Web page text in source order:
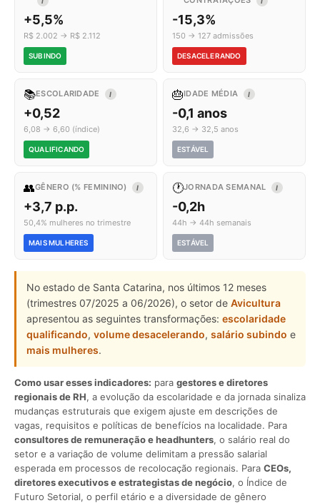
+5,5%
R$ 2.002 → R$ 2.112
SUBINDO
-15,3%
150 → 127 admissões
DESACELERANDO
📚ESCOLARIDADE I
+0,52
6,08 → 6,60 (índice)
QUALIFICANDO
🎂IDADE MÉDIA I
-0,1 anos
32,6 → 32,5 anos
ESTÁVEL
👥GÊNERO (% FEMININO) I
+3,7 p.p.
50,4% mulheres no trimestre
MAIS MULHERES
🕐JORNADA SEMANAL I
-0,2h
44h → 44h semanais
ESTÁVEL
No estado de Santa Catarina, nos últimos 12 meses
(trimestres 07/2025 a 06/2026), o setor de Avicultura
apresentou as seguintes transformações: escolaridade
qualificando, volume desacelerando, salário subindo e
mais mulheres.
Como usar esses indicadores: para gestores e diretores
regionais de RH, a evolução da escolaridade e da jornada sinaliza
mudanças estruturais que exigem ajuste em descrições de
vagas, requisitos e políticas de benefícios na localidade. Para
consultores de remuneração e headhunters, o salário real do
setor e a variação de volume delimitam a pressão salarial
esperada em processos de recolocação regionais. Para CEOs,
diretores executivos e estrategistas de negócio, o Índice de
Futuro Setorial, o perfil etário e a diversidade de gênero